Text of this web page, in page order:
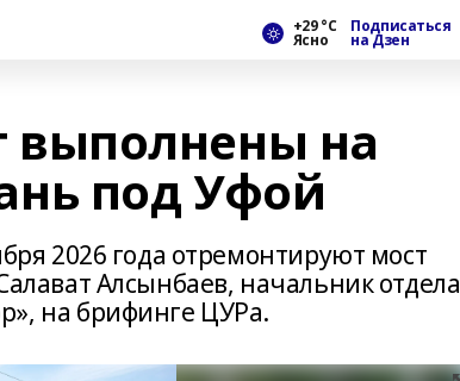
+29 °С
Ясно
Подписаться
на Дзен
выполнены на
под Уфой
2026 года отремонтируют мост
Алсынбаев, начальник отдела
на брифинге ЦУРа.